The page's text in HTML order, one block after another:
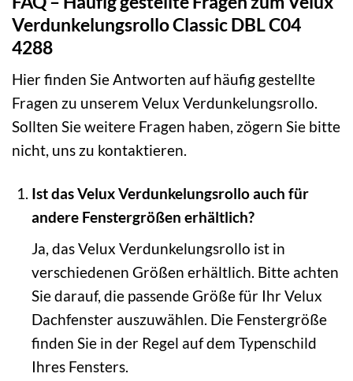
Verdunkelungsrollo Classic DBL C04
4288
Hier finden Sie Antworten auf häufig gestellte
Fragen zu unserem Velux Verdunkelungsrollo.
Sollten Sie weitere Fragen haben, zögern Sie bitte
nicht, uns zu kontaktieren.
Ist das Velux Verdunkelungsrollo auch für
andere Fenstergrößen erhältlich?
Ja, das Velux Verdunkelungsrollo ist in
verschiedenen Größen erhältlich. Bitte achten
Sie darauf, die passende Größe für Ihr Velux
Dachfenster auszuwählen. Die Fenstergröße
finden Sie in der Regel auf dem Typenschild
Ihres Fensters.